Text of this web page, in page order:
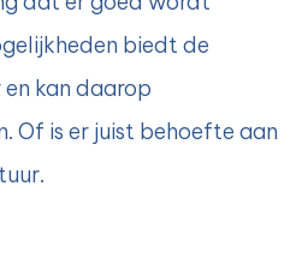
biedt de
kan daarop
Of is er juist behoefte aan